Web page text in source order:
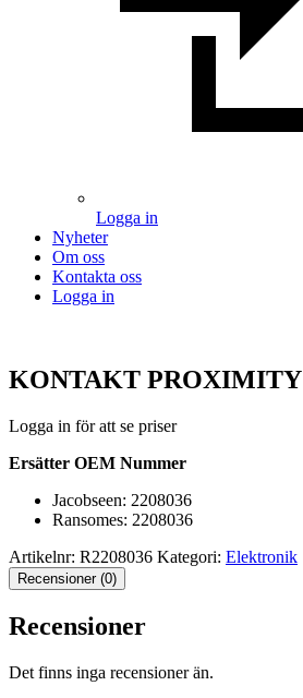
Logga in
Nyheter
Om oss
Kontakta oss
Logga in
KONTAKT PROXIMITY
Logga in för att se priser
Ersätter OEM Nummer
Jacobseen: 2208036
Ransomes: 2208036
Artikelnr: R2208036 Kategori: Elektronik
Recensioner (0)
Recensioner
Det finns inga recensioner än.